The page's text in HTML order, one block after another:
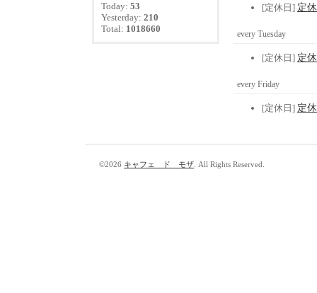
[定休日] 定
every Tuesday
[定休日] 定
every Friday
[定休日] 定
Today: 53
Yesterday: 210
Total: 1018660
©2026 キャフェ ド モザ . All Rights Reserved.